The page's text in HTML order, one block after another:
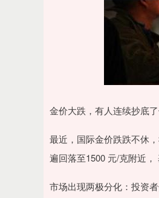
金价大跌，有人连续抄底
最近，国际金价跌跌不休
遍回落至1500 元/克附近，
市场出现两极分化：投资
上证指数